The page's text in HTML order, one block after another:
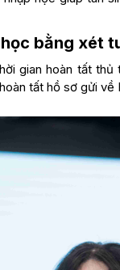
bằng xét
gian hoàn tất
tất hồ sơ gửi về